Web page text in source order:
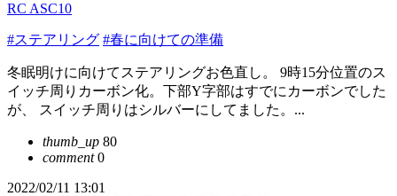
RC ASC10
#ステアリング #春に向けての準備
冬眠明けに向けてステアリングお色直し。 9時15分位置のス
イッチ周りカーボン化。下部Y字部はすでにカーボンでした
が、 スイッチ周りはシルバーにしてました。...
thumb_up 80
comment0
2022/02/11 13:01